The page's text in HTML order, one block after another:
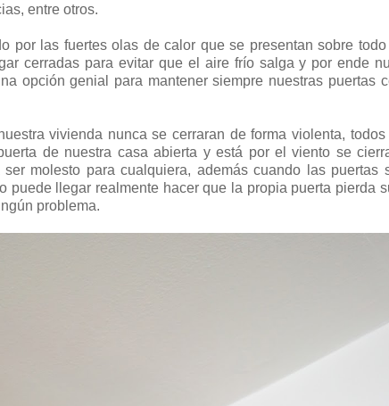
entre otros.
por las fuertes olas de calor que se presentan sobre
cerradas para evitar que el aire frío salga y por ende
opción genial para mantener siempre nuestras puertas
vivienda nunca se cerraran de forma violenta,
de nuestra casa abierta y está por el viento se
molesto para cualquiera, además cuando las puertas
llegar realmente hacer que la propia puerta pierda
problema.